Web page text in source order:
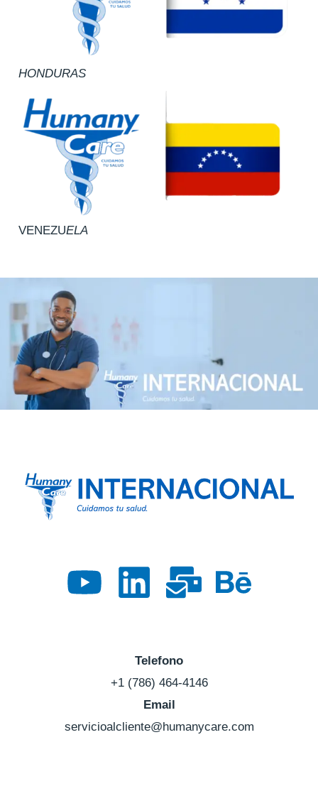
HONDURAS
VENEZUELA
Telefono
+1 (786) 464-4146
Email
servicioalcliente@humanycare.com